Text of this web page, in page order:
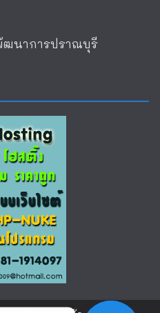
ฒนาการปราณบุรี